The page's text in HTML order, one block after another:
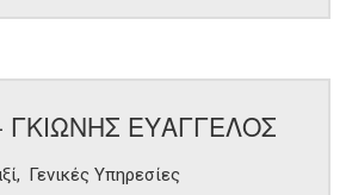
ΓΚΙΩΝΗΣ ΕΥΑΓΓΕΛΟΣ
Γενικές Υπηρεσίες